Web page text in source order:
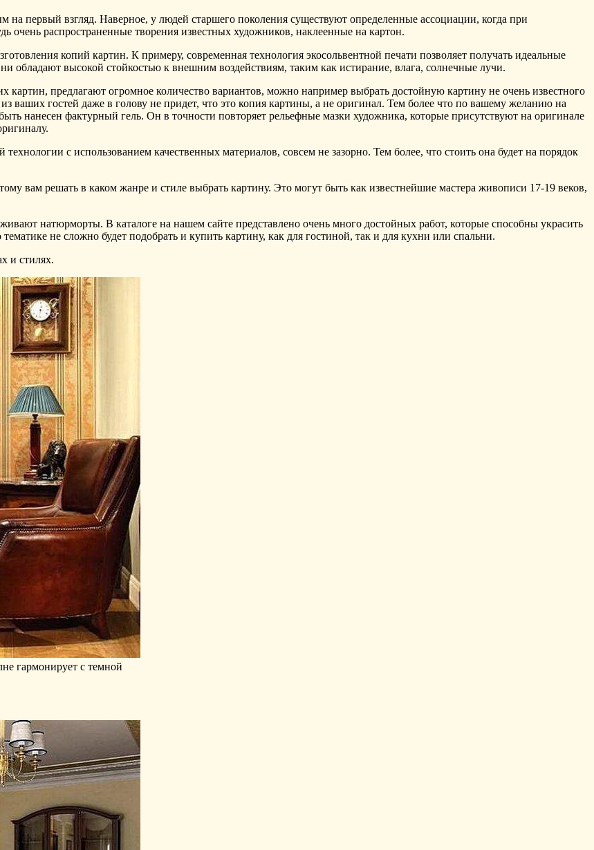
на первый взгляд. Наверное, у людей старшего поколения существуют определенные ассоциации, когда при
распространенные творения известных художников, наклеенные на картон.
копий картин. К примеру, современная технология экосольвентной печати позволяет получать идеальные
обладают высокой стойкостью к внешним воздействиям, таким как истирание, влага, солнечные лучи.
предлагают огромное количество вариантов, можно например выбрать достойную картину не очень известного
ваших гостей даже в голову не придет, что это копия картины, а не оригинал. Тем более что по вашему желанию на
нанесен фактурный гель. Он в точности повторяет рельефные мазки художника, которые присутствуют на оригинале
с использованием качественных материалов, совсем не зазорно. Тем более, что стоить она будет на порядок
вам решать в каком жанре и стиле выбрать картину. Это могут быть как известнейшие мастера живописи 17-19 веков,
натюрморты. В каталоге на нашем сайте представлено очень много достойных работ, которые способны украсить
не сложно будет подобрать и купить картину, как для гостиной, так и для кухни или спальни.
и стилях.
гармонирует с темной